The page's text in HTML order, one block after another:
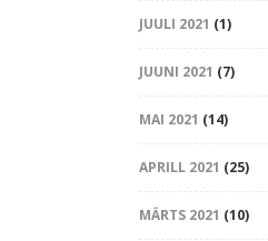
JUULI 2021 (1)
JUUNI 2021 (7)
MAI 2021 (14)
APRILL 2021 (25)
MÄRTS 2021 (10)